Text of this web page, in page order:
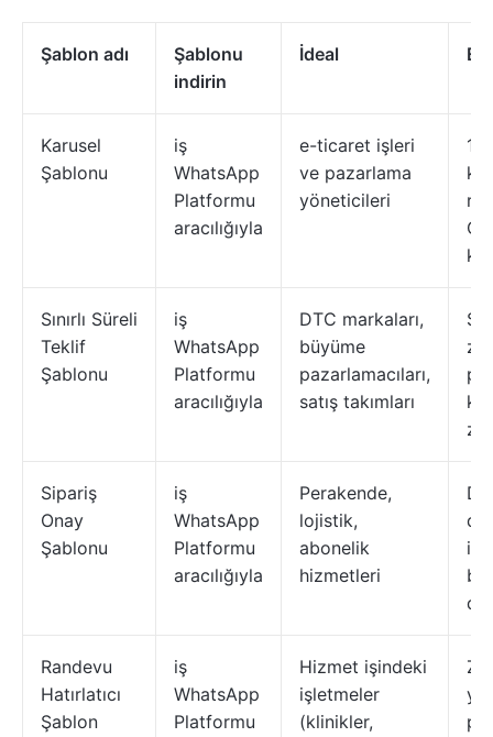
Şablon adı
Şablonu
indirin
İdeal
Karusel
Şablonu
iş
WhatsApp
Platformu
aracılığıyla
e-ticaret işleri
ve pazarlama
yöneticileri
10
Sınırlı Süreli
Teklif
Şablonu
iş
WhatsApp
Platformu
aracılığıyla
DTC markaları,
büyüme
pazarlamacıları,
satış takımları
Sipariş
Onay
Şablonu
iş
WhatsApp
Platformu
aracılığıyla
Perakende,
lojistik,
abonelik
hizmetleri
Randevu
Hatırlatıcı
Şablon
iş
WhatsApp
Platformu
Hizmet işindeki
işletmeler
(klinikler,